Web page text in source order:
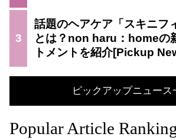
3
話題のヘアケア「スキニフ
とは？non haru：homeの
トメントを紹介
ピックアップニュース
Popular Article